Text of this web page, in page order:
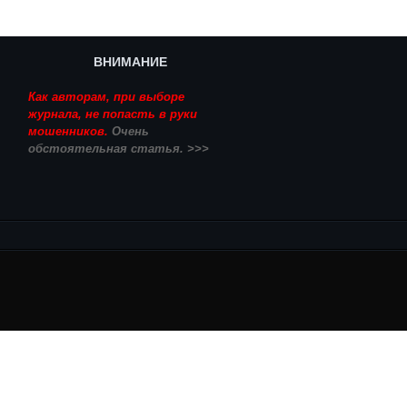
ВНИМАНИЕ
Как авторам, при выборе
журнала, не попасть в руки
мошенников. Очень
обстоятельная статья. >>>